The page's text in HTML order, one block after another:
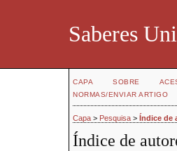
Saberes
CAPA SOBRE
NORMAS/ENVIAR ARTIGO
Capa > Pesquisa > Índice de
Índice de